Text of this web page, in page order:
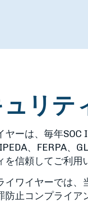
リテ
ヤーは、毎年SOC
、FERPA、
を信頼してご利用
イワイヤーでは
防止コンプライア